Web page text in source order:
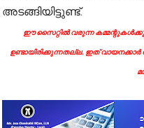
അടങ്ങിയിട്ടുണ്ട്.
ഈ സൈറ്റിൽ വരുന്ന കമ്മന്റുകൾക്കു
ഉണ്ടായിരിക്കുന്നതല്ല. ഇത്